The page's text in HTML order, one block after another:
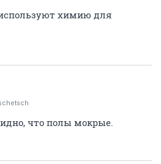
химию для
что полы мокрые.